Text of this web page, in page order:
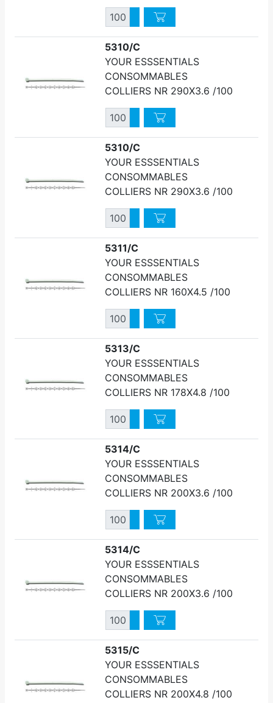
QuantitéAugmenter quantité
Diminuer quantité
5310/C
YOUR ESSSENTIALS
CONSOMMABLES
COLLIERS NR 290X3.6 /100
QuantitéAugmenter quantité
Diminuer quantité
5310/C
YOUR ESSSENTIALS
CONSOMMABLES
COLLIERS NR 290X3.6 /100
QuantitéAugmenter quantité
Diminuer quantité
5311/C
YOUR ESSSENTIALS
CONSOMMABLES
COLLIERS NR 160X4.5 /100
QuantitéAugmenter quantité
Diminuer quantité
5313/C
YOUR ESSSENTIALS
CONSOMMABLES
COLLIERS NR 178X4.8 /100
QuantitéAugmenter quantité
Diminuer quantité
5314/C
YOUR ESSSENTIALS
CONSOMMABLES
COLLIERS NR 200X3.6 /100
QuantitéAugmenter quantité
Diminuer quantité
5314/C
YOUR ESSSENTIALS
CONSOMMABLES
COLLIERS NR 200X3.6 /100
QuantitéAugmenter quantité
Diminuer quantité
5315/C
YOUR ESSSENTIALS
CONSOMMABLES
COLLIERS NR 200X4.8 /100